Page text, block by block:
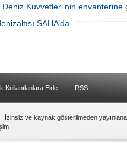
Kuvvetleri'nin envanterine
SAHA’da
Kullanılanlara Ekle RSS
| İzinsiz ve kaynak gösterilmeden